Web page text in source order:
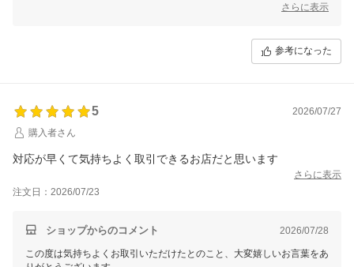
さらに表示
参考になった
5
2026/07/27
購入者さん
対応が早くて気持ちよく取引できるお店だと思います
さらに表示
注文日：2026/07/23
ショップからのコメント 2026/07/28
この度は気持ちよくお取引いただけたとのこと、大変嬉しいお言葉をあ